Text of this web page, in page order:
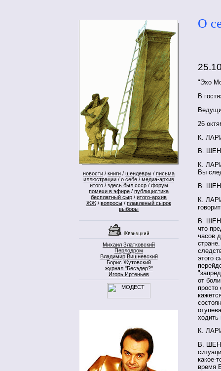
новости / книги / шендевры / письма
иллюстрации / о себе / медиа-архив
итого/ здесь был ссср/ форум
помехи в эфире / публицистика
бесплатный сыр / итого-архив
ЖЖ / вопросы / плавленый сырок
выборы
Михаил Златковский
Перлодром
Владимир Вишневский
Борис Жутовский
журнал "Бесэдер?"
Игорь Иртеньев
О
"Эхо
В
26
К.
В.
К.
Вы
В.
К.
В.
что
часов
этого
от
просто
ходить
К.
В.
какое-
время